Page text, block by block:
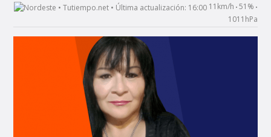
11km/h • 51% •
1011hPa